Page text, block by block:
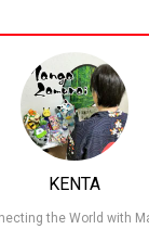
en
no Yaiba. Para
la sangre de
sobre una
es lo que
la sangre de
en demonio
rango superior
KENTA
the World with